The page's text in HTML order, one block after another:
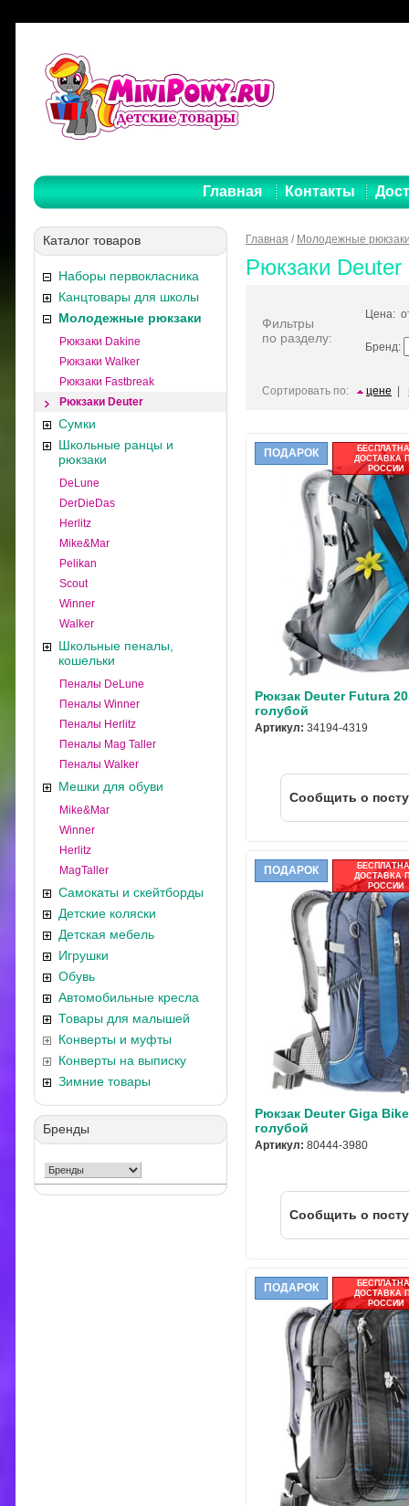
Главная Контакты
Каталог товаров
Наборы первокласника
Канцтовары для школы
Молодежные рюкзаки
Рюкзаки Dakine
Рюкзаки Walker
Рюкзаки Fastbreak
Рюкзаки Deuter
Сумки
Школьные ранцы и
рюкзаки
DeLune
DerDieDas
Herlitz
Mike&Mar
Pelikan
Scout
Winner
Walker
Школьные пеналы,
кошельки
Пеналы DeLune
Пеналы Winner
Пеналы Herlitz
Пеналы Mag Taller
Пеналы Walker
Мешки для обуви
Mike&Mar
Winner
Herlitz
MagTaller
Самокаты и скейтборды
Детские коляски
Детская мебель
Игрушки
Обувь
Автомобильные кресла
Товары для малышей
Конверты и муфты
Конверты на выписку
Зимние товары
Бренды
Главная / Молодежные
Рюкзаки Deuter
Фильтры
по разделу:
Цена:
Бренд:
Сортировать по: цене
ПОДАРОК
ДОСТАВКА
РОССИИ
Рюкзак Deuter Futura
голубой
Артикул: 34194-4319
Cообщить о
ПОДАРОК
ДОСТАВКА
РОССИИ
Рюкзак Deuter Giga
голубой
Артикул: 80444-3980
Cообщить о
ПОДАРОК
ДОСТАВКА
РОССИИ